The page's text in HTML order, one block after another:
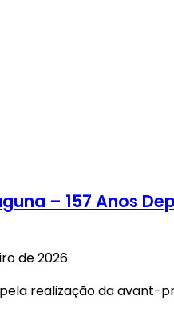
– 157 Anos
de 2026
realização da avant-